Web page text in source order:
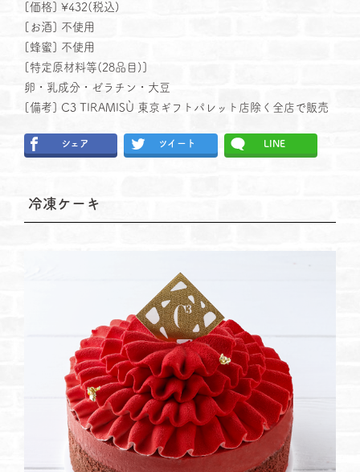
[価格] ¥432(税込)
[お酒] 不使用
[蜂蜜] 不使用
[特定原材料等(28品⽬)]
卵・乳成分・ゼラチン・大豆
[備考] C3 TIRAMISÙ 東京ギフトパレット店除く全店で販売
シェア ツイート LINE
冷凍ケーキ